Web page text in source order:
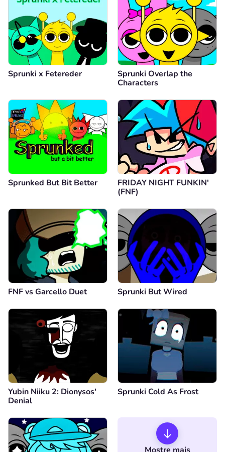
Sprunki x Fetereder
Sprunki Overlap the
Characters
Sprunked But Bit Better
FRIDAY NIGHT FUNKIN'
(FNF)
FNF vs Garcello Duet Sprunki But Wired
Yubin Niiku 2: Dionysos'
Denial
Sprunki Cold As Frost